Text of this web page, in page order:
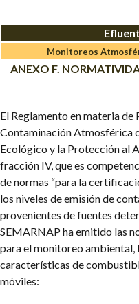
Monitoreos A
ANEXO F.
El Reglamento en materia
Contaminación Atmosférica
Ecológico y la Protección al
fracción IV, que es
de normas “para la
los niveles de emisión de
provenientes de fuentes
SEMARNAP ha emitido las
para el monitoreo ambiental,
características de
móviles: